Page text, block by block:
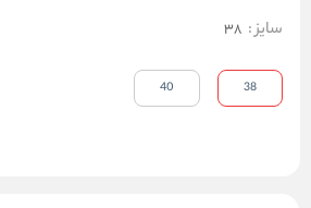
سایز:
38
38
40